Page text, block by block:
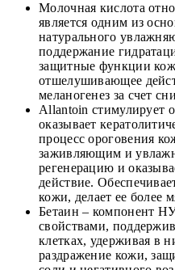
Молочная кислота
является одним из
натурального
поддержание
защитные функции
отшелушивающее
меланогенез за счет
Allantoin стимулирует
оказывает
процесс ороговения
заживляющим и
регенерацию и
действие.
кожи, делает ее более
Бетаин – компонент
свойствами,
клетках, удерживая в
раздражение кожи,